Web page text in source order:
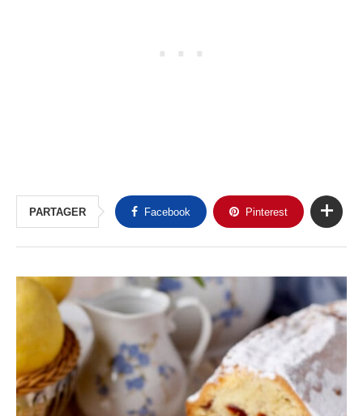
PARTAGER Facebook Pinterest